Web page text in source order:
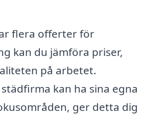
flera offerter för
kan du jämföra priser,
på arbetet.
kan ha sina egna
ger detta dig